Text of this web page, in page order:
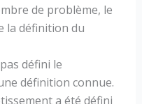
de problème, le
la définition du
défini le
définition connue.
a été défini